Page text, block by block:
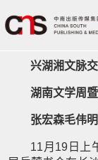
兴湖湘文脉
湖南文学周
张宏森毛伟
11月19日上